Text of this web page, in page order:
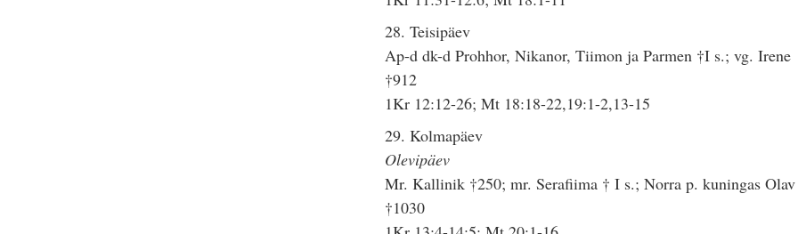
28. Teisipäev
Ap-d dk-d Prohhor, Nikanor, Tiimon ja Parmen †I s.; vg. Irene
†912
1Kr 12:12-26; Mt 18:18-22,19:1-2,13-15
29. Kolmapäev
Olevipäev
Mr. Kallinik †250; mr. Serafiima † I s.; Norra p. kuningas Olav
†1030